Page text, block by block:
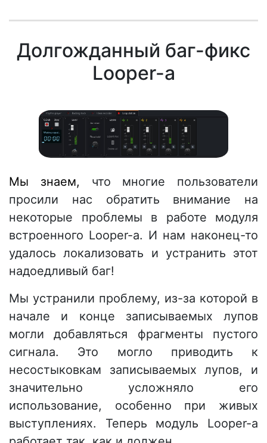
Долгожданный баг-фикс
Looper-а
Мы знаем, что многие пользователи
просили нас обратить внимание на
некоторые проблемы в работе модуля
встроенного Looper-а. И нам наконец-то
удалось локализовать и устранить этот
надоедливый баг!
Мы устранили проблему, из-за которой в
начале и конце записываемых лупов
могли добавляться фрагменты пустого
сигнала. Это могло приводить к
несостыковкам записываемых лупов, и
значительно усложняло его
использование, особенно при живых
выступлениях. Теперь модуль Looper-а